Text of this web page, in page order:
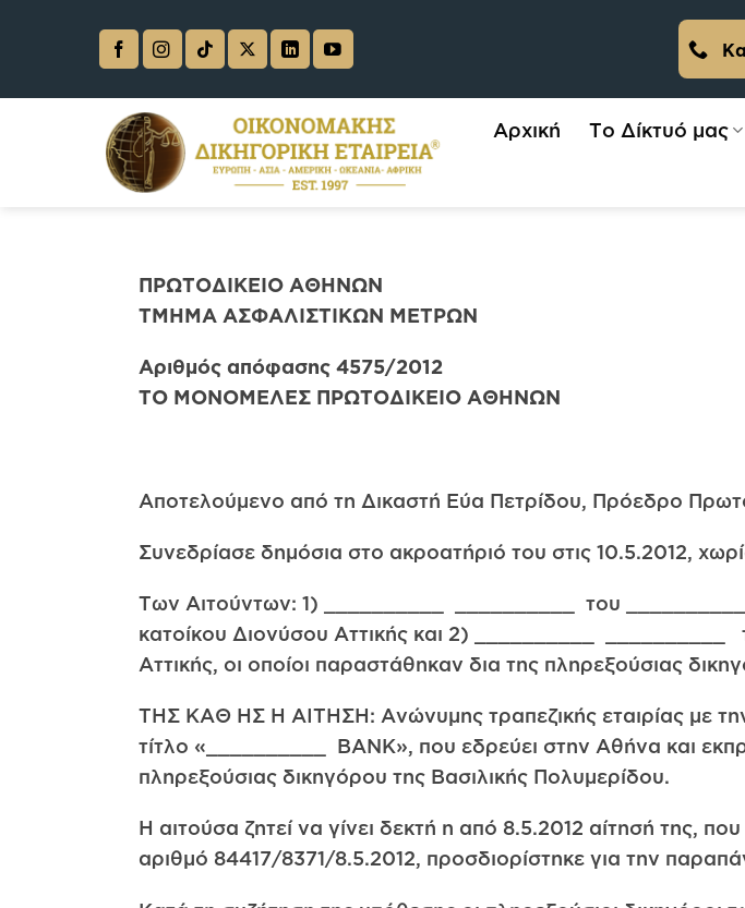
Αρχική Το Δίκτυό μας
ΠΡΩΤΟΔΙΚΕΙΟ ΑΘΗΝΩΝ
ΤΜΗΜΑ ΑΣΦΑΛΙΣΤΙΚΩΝ ΜΕΤΡΩΝ
Αριθμός απόφασης 4575/2012
ΤΟ ΜΟΝΟΜΕΛΕΣ ΠΡΩΤΟΔΙΚΕΙΟ ΑΘΗΝΩΝ
Αποτελούμενο από τη Δικαστή Εύα Πετρίδου, Πρόεδρο
Συνεδρίασε δημόσια στο ακροατήριό του στις 10.5.2012,
Των Αιτούντων: 1) __________ __________ του
κατοίκου Διονύσου Αττικής και 2) __________
Αττικής, οι οποίοι παραστάθηκαν δια της πληρεξούσιας
ΤΗΣ ΚΑΘ ΗΣ Η ΑΙΤΗΣΗ: Ανώνυμης τραπεζικής εταιρίας με
τίτλο «__________ BANK», που εδρεύει στην Αθήνα και
πληρεξούσιας δικηγόρου της Βασιλικής Πολυμερίδου.
Η αιτούσα ζητεί να γίνει δεκτή η από 8.5.2012 αίτησή της,
αριθμό 84417/8371/8.5.2012, προσδιορίστηκε για την